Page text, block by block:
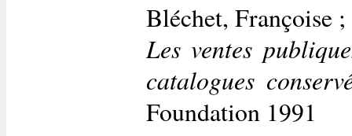
Bléchet, Françoise
Les ventes
catalogues
Foundation 1991